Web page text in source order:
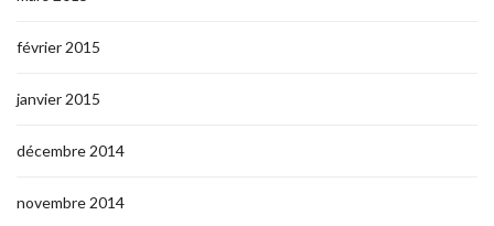
février 2015
janvier 2015
décembre 2014
novembre 2014